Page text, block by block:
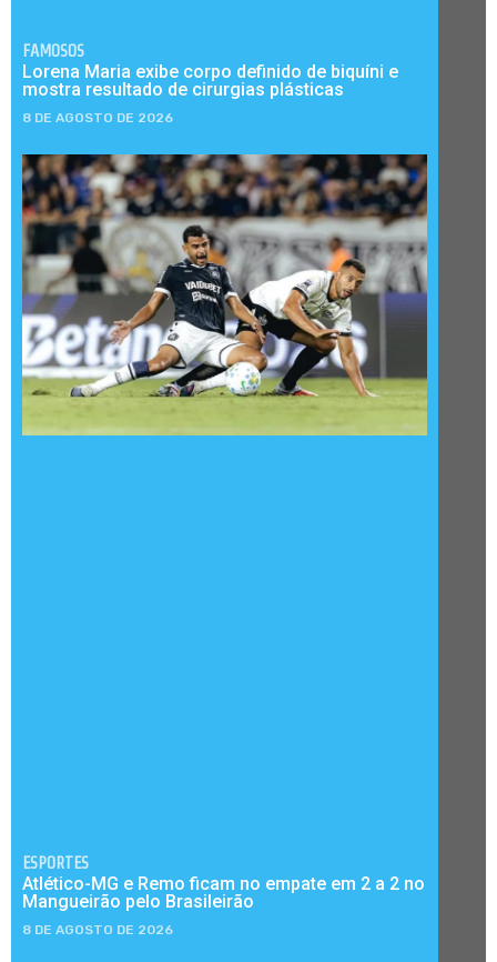
FAMOSOS
Lorena Maria exibe corpo definido de biquíni e
mostra resultado de cirurgias plásticas
8 DE AGOSTO DE 2026
ESPORTES
Atlético-MG e Remo ficam no empate em 2 a 2 no
Mangueirão pelo Brasileirão
8 DE AGOSTO DE 2026